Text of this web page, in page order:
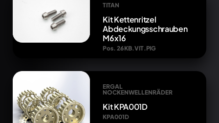
TITAN
Kit Kettenritzel
Abdeckungsschrauben
M6x16
Pos. 26 KB.VIT.PIG
ERGAL
NOCKENWELLENRÄDER
Kit KPA001D
KPA001D